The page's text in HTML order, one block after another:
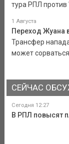
тура РПЛ против
1 Августа
Переход Жуана
Трансфер
может
СЕЙЧАС
Сегодня 12:27
В РПЛ повысят